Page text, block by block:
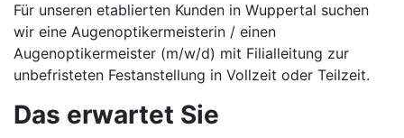
Für unseren etablierten Kunden in Wuppertal suchen
wir eine Augenoptikermeisterin / einen
Augenoptikermeister (m/w/d) mit Filialleitung zur
unbefristeten Festanstellung in Vollzeit oder Teilzeit.
Das erwartet Sie